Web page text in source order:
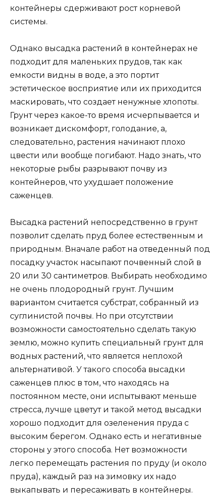
контейнеры сдерживают рост корневой
системы.
Однако высадка растений в контейнерах не
подходит для маленьких прудов, так как
емкости видны в воде, а это портит
эстетическое восприятие или их приходится
маскировать, что создает ненужные хлопоты.
Грунт через какое-то время исчерпывается и
возникает дискомфорт, голодание, а,
следовательно, растения начинают плохо
цвести или вообще погибают. Надо знать, что
некоторые рыбы разрывают почву из
контейнеров, что ухудшает положение
саженцев.
Высадка растений непосредственно в грунт
позволит сделать пруд более естественным и
природным. Вначале работ на отведенный под
посадку участок насыпают почвенный слой в
20 или 30 сантиметров. Выбирать необходимо
не очень плодородный грунт. Лучшим
вариантом считается субстрат, собранный из
суглинистой почвы. Но при отсутствии
возможности самостоятельно сделать такую
землю, можно купить специальный грунт для
водных растений, что является неплохой
альтернативой. У такого способа высадки
саженцев плюс в том, что находясь на
постоянном месте, они испытывают меньше
стресса, лучше цветут и такой метод высадки
хорошо подходит для озеленения пруда с
высоким берегом. Однако есть и негативные
стороны у этого способа. Нет возможности
легко перемещать растения по пруду (и около
пруда), каждый раз на зимовку их надо
выкапывать и пересаживать в контейнеры.